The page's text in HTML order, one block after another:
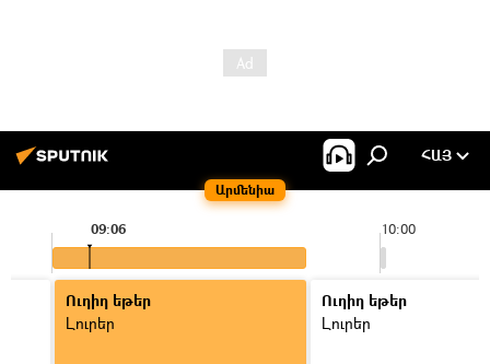
Արմենիա
ՀԱՅ
10:00
09:06
Ուղիղ եթեր
Լուրեր
Ուղիղ եթեր
Լուրեր